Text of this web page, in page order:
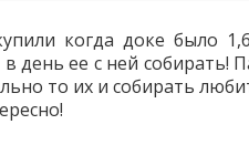
когда доке было
в день ее с ней
то их и собирать